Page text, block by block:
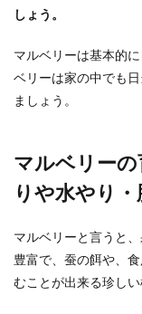
しょう。
マルベリーは基本的
ベリーは家の中でも
ましょう。
マルベリー
りや水やり
マルベリーと言うと
豊富で、蚕の餌や、
むことが出来る珍しい